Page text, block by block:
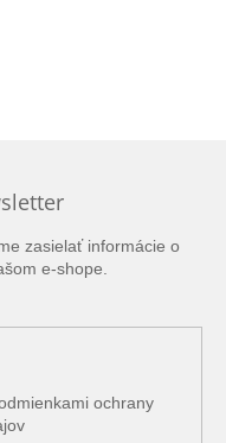
zasielať informácie o
e-shope.
ochrany